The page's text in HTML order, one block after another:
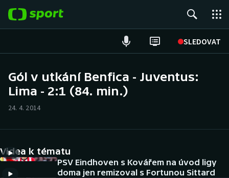
SLEDOVAT
Hokej
Cyklistika
Gól v utkání Benfica - Juventus:
Lima - 2:1 (84. min.)
24. 4. 2014
Videa k tématu
PSV Eindhoven s Kovářem na úvod ligy
doma jen remizoval s Fortunou Sittard